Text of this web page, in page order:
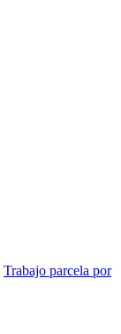
Trabajo parcela por